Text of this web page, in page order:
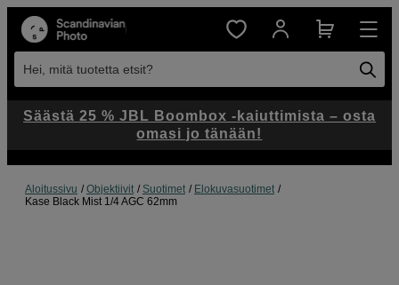
Hei, mitä tuotetta etsit?
Aloitussivu Objektiivit Suotimet
Elokuvasuotimet
Kase Black Mist 1/4 AGC 62mm
Säästä 25 % JBL Boombox -kaiuttimista – osta
omasi jo tänään!